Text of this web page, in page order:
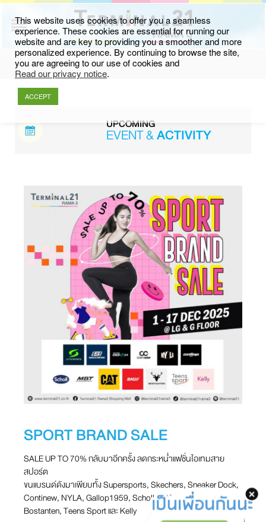
UPCOMING
EVENT &ACTIVITY
SPORT BRAND SALE
SALE UP TO 70% กลับมาอีกครั้ง ลดกระหน่ำแฟชั่นไอเทมสาย
สปอร์ต
ขนแบรนด์ดังมาเพียบทั้ง Supersports, Skechers, Sneaker Dock,
Continew, NYLA, Gallop1959, Scholl, CAT, MBT, Baoji,
Bostanten, Teens Sport และ Kelly
This website uses cookies to offer you a seamless
experience. These cookies are essential for running our
website and are key to providing you a smoother and more
personalized experience. By continuing to browse the site,
you are agreeing to our use of cookies and
Read our privacy notice.
ACCEPT